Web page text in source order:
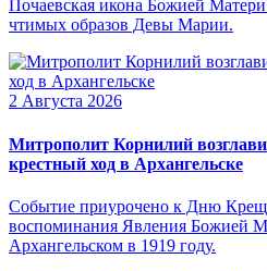
Почаевская икона Божией
чтимых образов Девы Марии.
2 Августа 2026
Митрополит Корнилий
крестный ход в Архангельске
Событие приурочено к Дню
воспоминания Явления Божией
Архангельском в 1919 году.